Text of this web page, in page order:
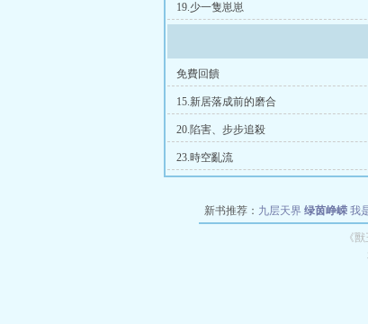
19.少一隻崽崽
免費回饋
15.新居落成前的磨合
20.陷害、步步追殺
23.時空亂流
新书推荐： 九层天界 绿茵峥嵘 我
教练万岁
《